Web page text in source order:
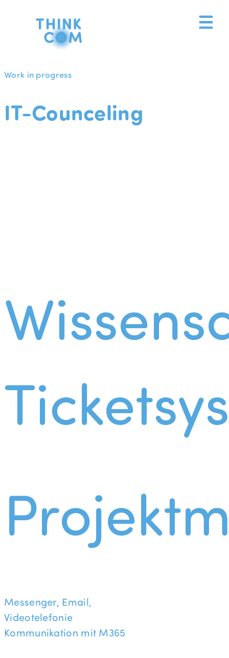
Work in progress
IT-Counceling
Messenger, Email,
Videotelefonie
Kommunikation mit M365